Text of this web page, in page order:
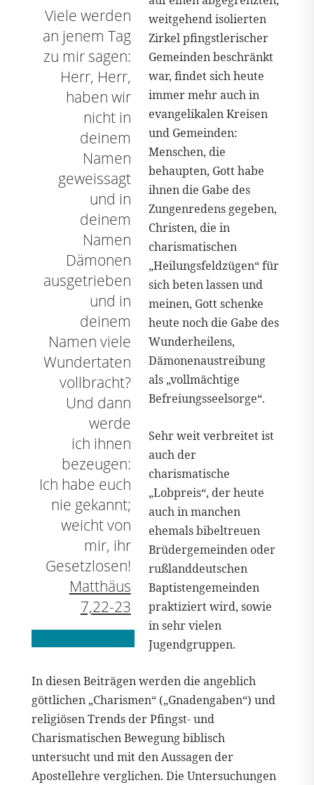
Viele werden
an jenem Tag
zu mir sagen:
Herr, Herr,
haben wir
nicht in
deinem
Namen
geweissagt
und in
deinem
Namen
Dämonen
ausgetrieben
und in
deinem
Namen viele
Wundertaten
vollbracht?
Und dann
werde
ich ihnen
bezeugen:
Ich habe euch
nie gekannt;
weicht von
mir, ihr
Gesetzlosen!
Matthäus
7,22-23
weitgehend isolierten
Zirkel pfingstlerischer
Gemeinden beschränkt
war, findet sich heute
immer mehr auch in
evangelikalen Kreisen
und Gemeinden:
Menschen, die
behaupten, Gott habe
ihnen die Gabe des
Zungenredens gegeben,
Christen, die in
charismatischen
„Heilungsfeldzügen“ für
sich beten lassen und
meinen, Gott schenke
heute noch die Gabe des
Wunderheilens,
Dämonenaustreibung
als „vollmächtige
Befreiungsseelsorge“.
Sehr weit verbreitet ist
auch der
charismatische
„Lobpreis“, der heute
auch in manchen
ehemals bibeltreuen
Brüdergemeinden oder
rußlanddeutschen
Baptistengemeinden
praktiziert wird, sowie
in sehr vielen
Jugendgruppen.
In diesen Beiträgen werden die angeblich
göttlichen „Charismen“ („Gnadengaben“) und
religiösen Trends der Pfingst- und
Charismatischen Bewegung biblisch
untersucht und mit den Aussagen der
Apostellehre verglichen. Die Untersuchungen